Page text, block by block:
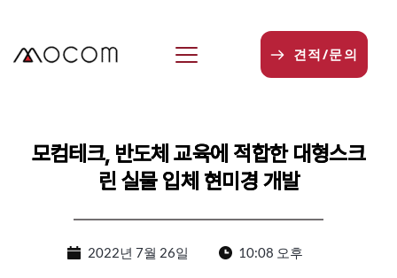
견적/문의
모컴테크, 반도체 교육에 적합한 대형스크
린 실물 입체 현미경 개발
2022년 7월 26일 10:08 오후